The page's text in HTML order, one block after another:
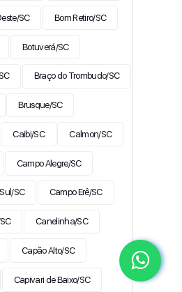
SC Bom Retiro/SC
Botuverá/SC
Braço do Trombudo/SC
Brusque/SC
Caibi/SC Calmon/SC
Campo Alegre/SC
SC Campo Erê/SC
Canelinha/SC
Capão Alto/SC
Capivari de Baixo/SC